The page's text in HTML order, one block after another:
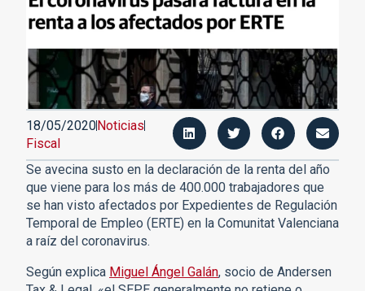
18/05/2020Noticias
Fiscal
Se avecina susto en la declaración de la renta del año
que viene para los más de 400.000 trabajadores que
se han visto afectados por Expedientes de Regulación
Temporal de Empleo (ERTE) en la Comunitat Valenciana
a raíz del coronavirus.
Según explica Miguel Ángel Galán, socio de Andersen